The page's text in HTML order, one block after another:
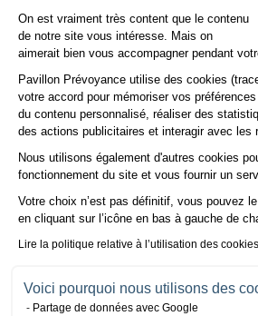
Plateforme de
On est vraiment très content que le contenu
de notre site vous intéresse. Mais on
aimerait bien vous accompagner pendant
Pavillon Prévoyance utilise des cookies
votre accord pour mémoriser vos
du contenu personnalisé, réaliser des
des actions publicitaires et interagir avec les
Nous utilisons également d'autres cookies
fonctionnement du site et vous fournir un
Votre choix n’est pas définitif, vous pouvez
en cliquant sur l’icône en bas à gauche de
Lire la politique relative à l’utilisation des cookies
Voici pourquoi nous utilisons des
Partage de données avec Google
Axeptio consent
Espace
Adhérent
privatif
Naissance ou